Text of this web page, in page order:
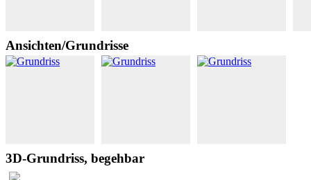
Ansichten/Grundrisse
3D-Grundriss, begehbar